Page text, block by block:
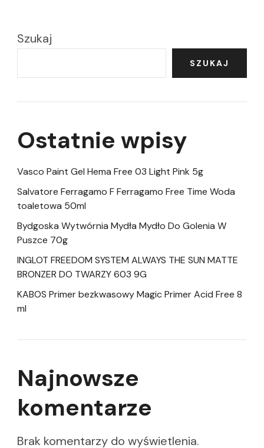
Szukaj
SZUKAJ
Ostatnie wpisy
Vasco Paint Gel Hema Free 03 Light Pink 5g
Salvatore Ferragamo F Ferragamo Free Time Woda
toaletowa 50ml
Bydgoska Wytwórnia Mydła Mydło Do Golenia W
Puszce 70g
INGLOT FREEDOM SYSTEM ALWAYS THE SUN MATTE
BRONZER DO TWARZY 603 9G
KABOS Primer bezkwasowy Magic Primer Acid Free 8
ml
Najnowsze
komentarze
Brak komentarzy do wyświetlenia.